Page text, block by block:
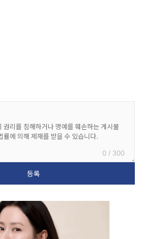
0 / 300